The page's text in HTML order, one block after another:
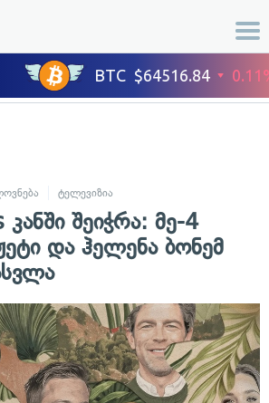
ტელევიზია
შეიჭრა: მე-4
და ჰელენა ბონემ